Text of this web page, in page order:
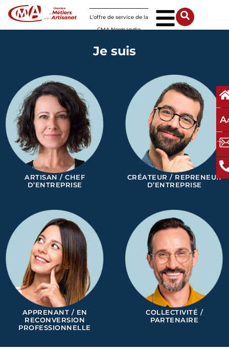
L’offre de service de la
CMA Normandie
A
Je suis
ARTISAN / CHEF
D’ENTREPRISE
CRÉATEUR / REPRENEUR
D’ENTREPRISE
APPRENANT / EN
RECONVERSION
PROFESSIONNELLE
COLLECTIVITÉ /
PARTENAIRE
Panneau de gestion des cookies